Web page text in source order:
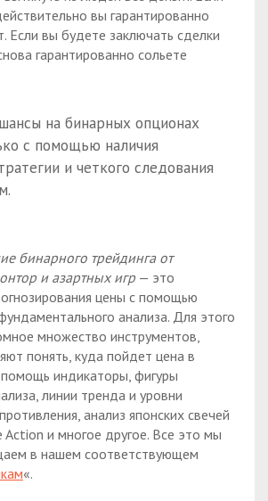
вы гарантированно
Если вы будете заключать сделки
гарантированно сольете
на бинарных опционах
с помощью наличия
и четкого следования
бинарного трейдинга от
и азартных игр — это
цены с помощью
анализа. Для этого
множество инструментов,
понять, куда пойдет цена в
индикаторы, фигуры
линии тренда и уровни
анализ японских свечей
Action и многое другое. Все это мы
в нашем соответствующем
«.